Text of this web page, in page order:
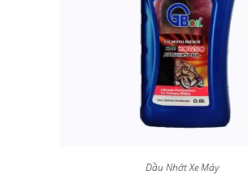
Dầu Nhớt Xe Máy